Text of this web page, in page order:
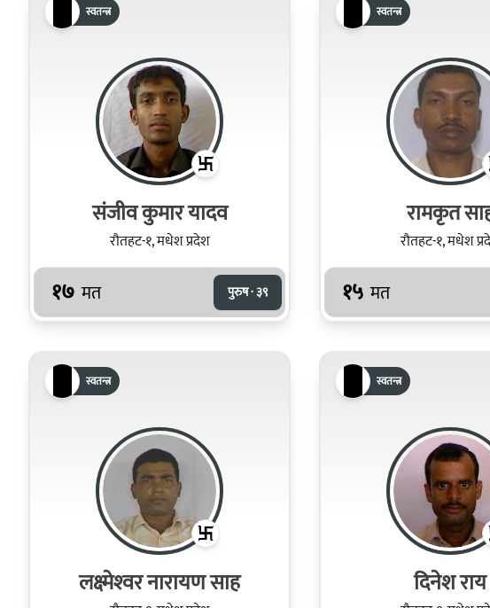
स्वतन्त्र
संजीव कुमार यादव
रौतहट-१, मधेश प्रदेश
१७ मत पुरुष · ३९
स्वतन्त्र
रामकृत
रौतहट-१, मधेश
१५ मत
स्वतन्त्र
लक्ष्‍मेश्‍वर नारायण साह
स्वतन्त्र
दिनेश राय